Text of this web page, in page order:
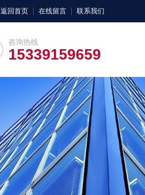
返回首页 在线留言 联系我们
咨询热线
15339159659